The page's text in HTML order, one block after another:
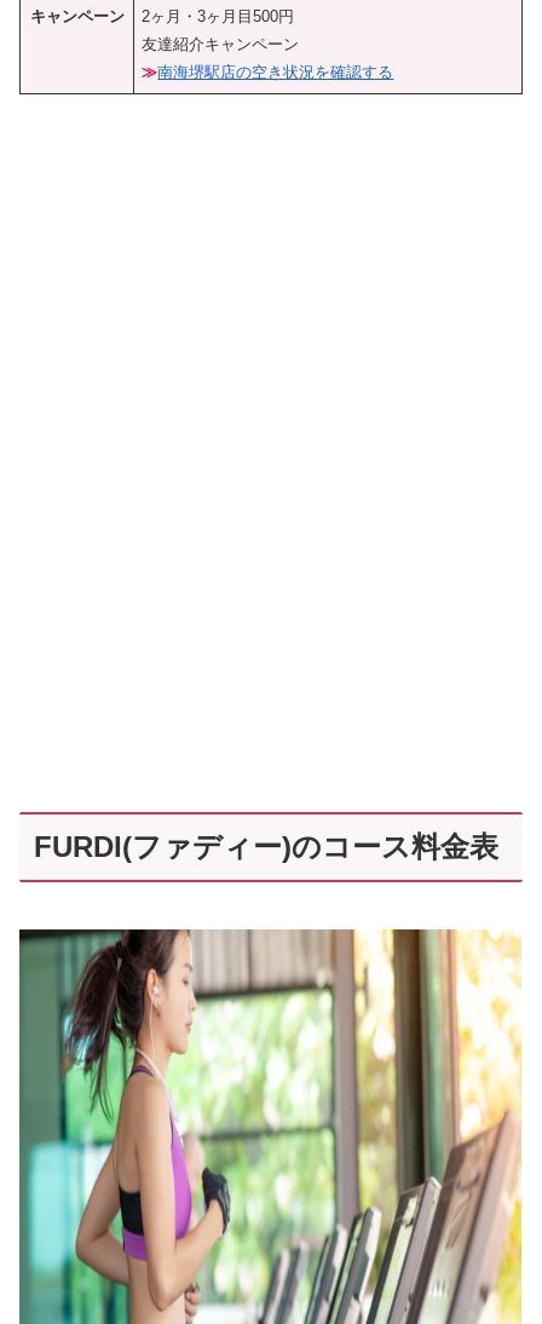
キャンペーン
2ヶ月・3ヶ月目500円
友達紹介キャンペーン
≫南海堺駅店の空き状況を確認する
FURDI(ファディー)のコース料金表